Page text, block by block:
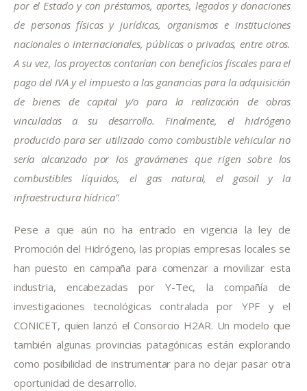
por el Estado y con préstamos, aportes, legados y donaciones
de personas físicas y jurídicas, organismos e instituciones
nacionales o internacionales, públicas o privadas, entre otros.
A su vez, los proyectos contarían con beneficios fiscales para el
pago del IVA y el impuesto a las ganancias para la adquisición
de bienes de capital y/o para la realización de obras
vinculadas a su desarrollo. Finalmente, el hidrógeno
producido para ser utilizado como combustible vehicular no
sería alcanzado por los gravámenes que rigen sobre los
combustibles líquidos, el gas natural, el gasoil y la
infraestructura hídrica”.
Pese a que aún no ha entrado en vigencia la ley de
Promoción del Hidrógeno, las propias empresas locales se
han puesto en campaña para comenzar a movilizar esta
industria, encabezadas por Y-Tec, la compañía de
investigaciones tecnológicas contralada por YPF y el
CONICET, quien lanzó el Consorcio H2AR. Un modelo que
también algunas provincias patagónicas están explorando
como posibilidad de instrumentar para no dejar pasar otra
oportunidad de desarrollo.